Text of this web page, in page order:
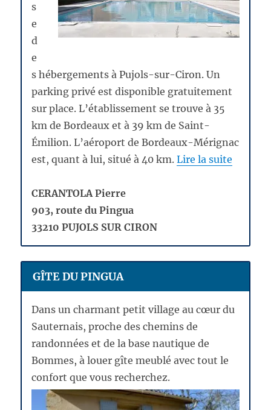
s
e
d
e
s hébergements à Pujols-sur-Ciron. Un
parking privé est disponible gratuitement
sur place. L’établissement se trouve à 35
km de Bordeaux et à 39 km de Saint-
Émilion. L’aéroport de Bordeaux-Mérignac
est, quant à lui, situé à 40 km.Lire la suite
CERANTOLA Pierre
903, route du Pingua
33210 PUJOLS SUR CIRON
GÎTE DU PINGUA
Dans un charmant petit village au cœur du
Sauternais, proche des chemins de
randonnées et de la base nautique de
Bommes, à louer gîte meublé avec tout le
confort que vous recherchez.